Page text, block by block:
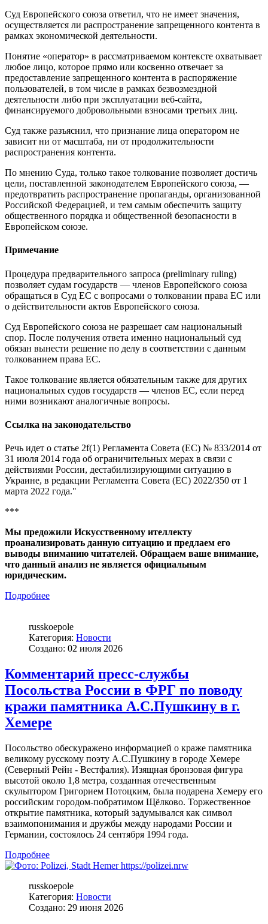
Суд Европейского союза ответил, что не имеет значения,
осуществляется ли распространение запрещенного контента в
рамках экономической деятельности.
Понятие «оператор» в рассматриваемом контексте охватывает
любое лицо, которое прямо или косвенно отвечает за
предоставление запрещенного контента в распоряжение
пользователей, в том числе в рамках безвозмездной
деятельности либо при эксплуатации веб-сайта,
финансируемого добровольными взносами третьих лиц.
Суд также разъяснил, что признание лица оператором не
зависит ни от масштаба, ни от продолжительности
распространения контента.
По мнению Суда, только такое толкование позволяет достичь
цели, поставленной законодателем Европейского союза, —
предотвратить распространение пропаганды, организованной
Российской Федерацией, и тем самым обеспечить защиту
общественного порядка и общественной безопасности в
Европейском союзе.
Примечание
Процедура предварительного запроса (preliminary ruling)
позволяет судам государств — членов Европейского союза
обращаться в Суд ЕС с вопросами о толковании права ЕС или
о действительности актов Европейского союза.
Суд Европейского союза не разрешает сам национальный
спор. После получения ответа именно национальный суд
обязан вынести решение по делу в соответствии с данным
толкованием права ЕС.
Такое толкование является обязательным также для других
национальных судов государств — членов ЕС, если перед
ними возникают аналогичные вопросы.
Ссылка на законодательство
Речь идет о статье 2f(1) Регламента Совета (ЕС) № 833/2014 от
31 июля 2014 года об ограничительных мерах в связи с
действиями России, дестабилизирующими ситуацию в
Украине, в редакции Регламента Совета (ЕС) 2022/350 от 1
марта 2022 года."
***
Мы предожили Искусственному ителлекту
проанализировать данную ситуацию и предлаем его
выводы вниманию читателей. Обращаем ваше внимание,
что данный анализ не является официальным
юридическим.
Подробнее
russkoepole
Категория: Новости
Создано: 02 июля 2026
Комментарий пресс-службы
Посольства России в ФРГ по поводу
кражи памятника А.С.Пушкину в г.
Хемере
Посольство обескуражено информацией о краже памятника
великому русскому поэту А.С.Пушкину в городе Хемере
(Северный Рейн - Вестфалия). Изящная бронзовая фигура
высотой около 1,8 метра, созданная отечественным
скульптором Григорием Потоцким, была подарена Хемеру его
российским городом-побратимом Щёлково. Торжественное
открытие памятника, который задумывался как символ
взаимопонимания и дружбы между народами России и
Германии, состоялось 24 сентября 1994 года.
Подробнее
russkoepole
Категория: Новости
Создано: 29 июня 2026